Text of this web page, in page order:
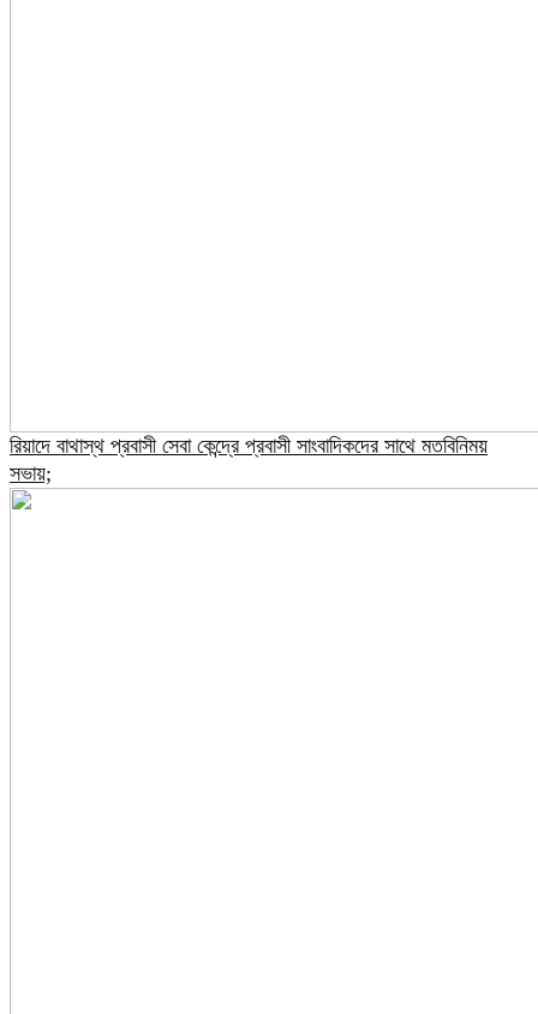
রিয়াদে বাথাস্থ প্রবাসী সেবা কেন্দ্রে প্রবাসী সাংবাদিকদের সাথে মতবিনিময়
সভায়;